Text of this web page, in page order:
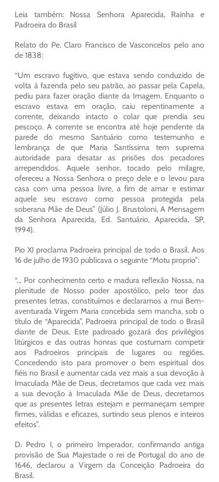
Leia também: Nossa Senhora Aparecida, Rainha e
Padroeira do Brasil
Relato do Pe. Claro Francisco de Vasconcelos pelo ano
de 1838:
“Um escravo fugitivo, que estava sendo conduzido de
volta à fazenda pelo seu patrão, ao passar pela Capela,
pediu para fazer oração diante da Imagem. Enquanto o
escravo estava em oração, caiu repentinamente a
corrente, deixando intacto o colar que prendia seu
pescoço. A corrente se encontra até hoje pendente da
parede do mesmo Santuário como testemunho e
lembrança de que Maria Santíssima tem suprema
autoridade para desatar as prisões dos pecadores
arrependidos. Aquele senhor, tocado pelo milagre,
ofereceu a Nossa Senhora o preço dele e o levou para
casa com uma pessoa livre, a fim de amar e estimar
aquele seu escravo como pessoa protegida pela
soberana Mãe de Deus” (Júlio J. Brustoloni, A Mensagem
da Senhora Aparecida, Ed. Santuário, Aparecida, SP,
1994).
Pio XI proclama Padroeira principal de todo o Brasil. Aos
16 de julho de 1930 publicava o seguinte “Motu proprio”:
“… Por conhecimento certo e madura reflexão Nossa, na
plenitude de Nosso poder apostólico, pelo teor das
presentes letras, constituímos e declaramos a mui Bem-
aventurada Virgem Maria concebida sem mancha, sob o
título de “Aparecida”, Padroeira principal de todo o Brasil
diante de Deus. Este padroado gozará dos privilégios
litúrgicos e das outras honras que costumam competir
aos Padroeiros principais de lugares ou regiões.
Concedendo isto para promover o bem espiritual dos
fiéis no Brasil e aumentar cada vez mais a sua devoção à
Imaculada Mãe de Deus, decretamos que cada vez mais
a sua devoção à Imaculada Mãe de Deus, decretamos
que as presentes letras estejam e permaneçam sempre
firmes, válidas e eficazes, surtindo seus plenos e inteiros
efeitos”.
D. Pedro I, o primeiro Imperador, confirmando antiga
provisão de Sua Majestade o rei de Portugal do ano de
1646, declarou a Virgem da Conceição Padroeira do
Brasil.